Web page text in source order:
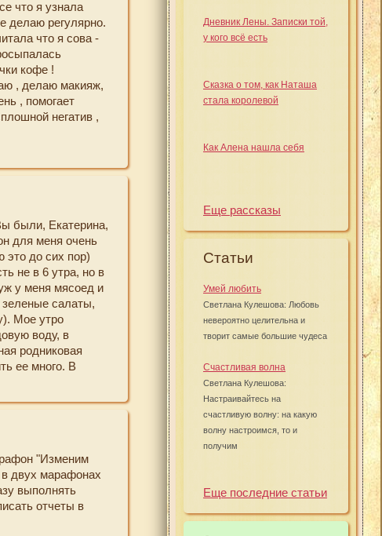
собраннее,
оставаться
мою жизнь, я
был нужен.
видно, что
очень ценно.
что я узнала
делаю регулярно.
что я сова -
кофе !
, делаю макияж,
, помогает
негатив ,
крутить
задумалась как
и что нибудь
неожиданно он
хорошими
! Стала
за ещё один
были, Екатерина,
для меня очень
это до сих пор)
не в 6 утра, но в
у меня мясоед и
салаты,
Мое утро
воду, в
родниковая
ее много. В
не горюй (и вроде
себе несколько,
женских
Буйдой, нравится
нам столько
работа, что по
я
"Изменим
в двух марафонах
выполнять
отчеты в
Дневник Лены. Записки той,
у кого всё есть
Сказка о том, как Наташа
стала королевой
Как Алена нашла себя
Еще рассказы
Статьи
Умей любить
Светлана Кулешова: Любовь
невероятно целительна и
творит самые большие чудеса
Счастливая волна
Светлана Кулешова:
Настраивайтесь на
счастливую волну: на какую
волну настроимся, то и
получим
Еще последние статьи